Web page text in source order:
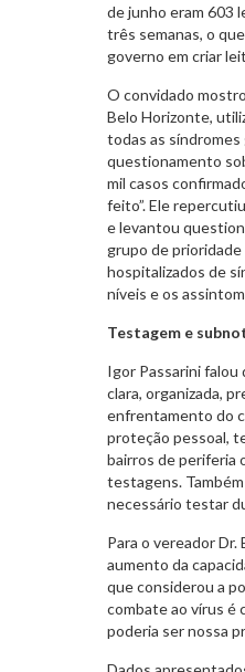
de junho eram 603
três semanas, o
governo em criar
O convidado
Belo Horizonte,
todas as síndromes
questionamento
mil casos
feito”. Ele
e levantou
grupo de
hospitalizados de
níveis e os
Testagem e
Igor Passarini falou
clara, organizada,
enfrentamento do
proteção pessoal,
bairros de periferia
testagens.
necessário testar
Para o vereador
aumento da
que considerou a
combate ao vírus é
poderia ser nossa